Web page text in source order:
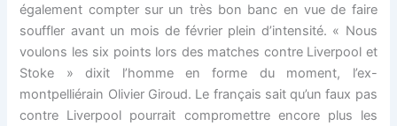
également compter sur un très bon banc en vue de faire
souffler avant un mois de février plein d’intensité. « Nous
voulons les six points lors des matches contre Liverpool et
Stoke » dixit l’homme en forme du moment, l’ex-
montpelliérain Olivier Giroud. Le français sait qu’un faux pas
contre Liverpool pourrait compromettre encore plus les